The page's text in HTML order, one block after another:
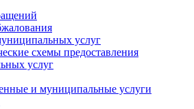
услуг
схемы предоставления
услуг
и муниципальные услуги